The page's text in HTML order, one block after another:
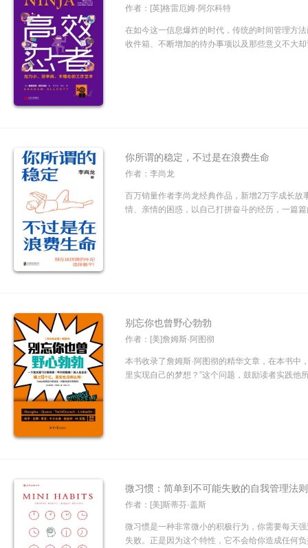
作者：[英]格雷厄姆·阿尔科特
在如今这一信息爆炸的时代，传统的时间管理方
收件箱、不断增加的待办事项以及那些意义不大
你所谓的稳定，不过是在浪费生命
作者：李尚龙
百万销量作者李尚龙经典作品，新增2万字成长
情、亲情的困惑，以自己打拼奋斗的经历，一篇
别忘你也曾野心勃勃
作者：[美]詹姆斯·阿图彻
本书收录了詹姆斯·阿图彻的精华文章，在本书中
里实现自己的梦想？”这个问题，鼓励读者实践他
微习惯：简单到不可能失败的自我管理法则
作者：[美]斯蒂芬·盖斯
微习惯是一种非常微小的积极行为，你需要每天
失败。正是因为这个特性，它不会给你造成任何